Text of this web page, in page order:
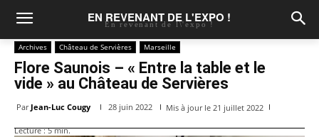
EN REVENANT DE L'EXPO !
En revenant de l\'expo !
Archives Château de Servières Marseille
Flore Saunois – « Entre la table et le
vide » au Château de Servières
Par Jean-Luc Cougy 28 juin 2022 Mis à jour le 21 juillet 2022
Lecture :5min.